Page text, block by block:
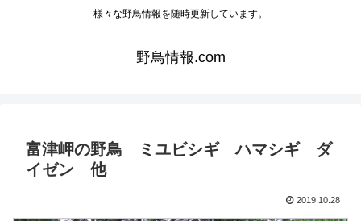
様々な野鳥情報を随時更新しています。
野鳥情報.com
富津岬の野鳥 ミユビシギ ハマシギ ダ
イゼン 他
2019.10.28